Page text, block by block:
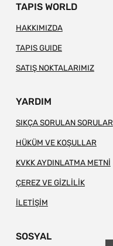
TAPIS WORLD
HAKKIMIZDA
TAPIS GUIDE
SATIŞ NOKTALARIMIZ
YARDIM
SIKÇA SORULAN SORULAR
HÜKÜM VE KOŞULLAR
KVKK AYDINLATMA METNİ
ÇEREZ VE GİZLİLİK
İLETİŞİM
SOSYAL